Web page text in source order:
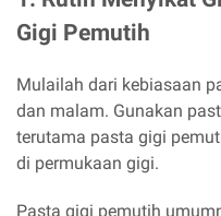
Gigi Pemutih
Mulailah dari kebiasaan
dan malam. Gunakan
terutama pasta gigi
di permukaan gigi.
Pasta gigi pemutih